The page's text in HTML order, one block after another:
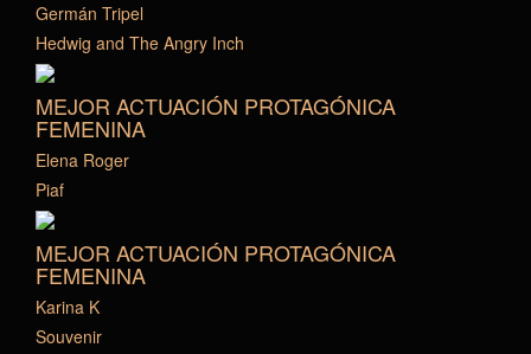
Germán Tripel
Hedwig and The Angry Inch
MEJOR ACTUACIÓN PROTAGÓNICA
FEMENINA
Elena Roger
Piaf
MEJOR ACTUACIÓN PROTAGÓNICA
FEMENINA
Karina K
Souvenir